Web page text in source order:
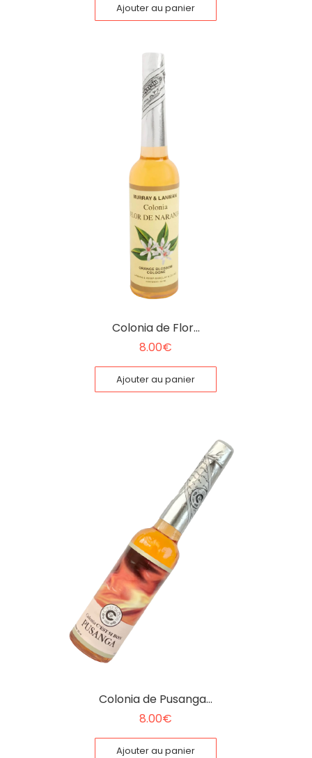
Ajouter au panier
Colonia de Flor…
8.00€
Ajouter au panier
Colonia de Pusanga…
8.00€
Ajouter au panier